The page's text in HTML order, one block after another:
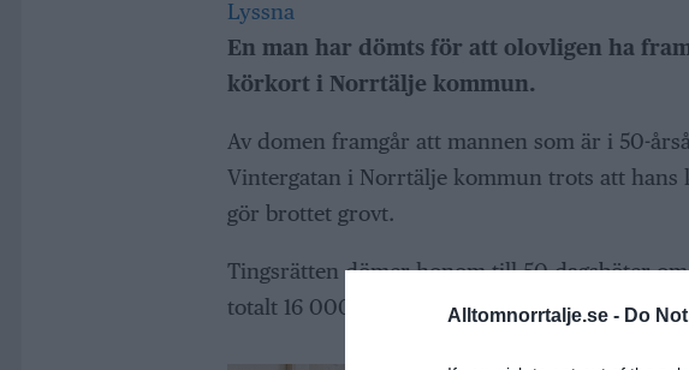
Alltomnorrtalje.se - Do
Lyssna
En man har dömts för att olovligen ha
körkort i Norrtälje kommun.
Av domen framgår att mannen som är i 50-
Vintergatan i Norrtälje kommun trots att
gör brottet grovt.
Tingsrätten dömer honom till 50 dagsböter
totalt 16 000 kronor.